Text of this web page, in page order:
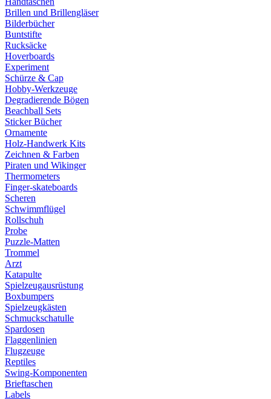
Brillen und Brillengläser
Bilderbücher
Buntstifte
Rucksäcke
Hoverboards
Experiment
Schürze & Cap
Hobby-Werkzeuge
Degradierende Bögen
Beachball Sets
Sticker Bücher
Ornamente
Holz-Handwerk Kits
Zeichnen & Farben
Piraten und Wikinger
Thermometers
Finger-skateboards
Scheren
Schwimmflügel
Rollschuh
Probe
Puzzle-Matten
Trommel
Arzt
Katapulte
Spielzeugausrüstung
Boxbumpers
Spielzeugkästen
Schmuckschatulle
Spardosen
Flaggenlinien
Flugzeuge
Reptiles
Swing-Komponenten
Brieftaschen
Labels